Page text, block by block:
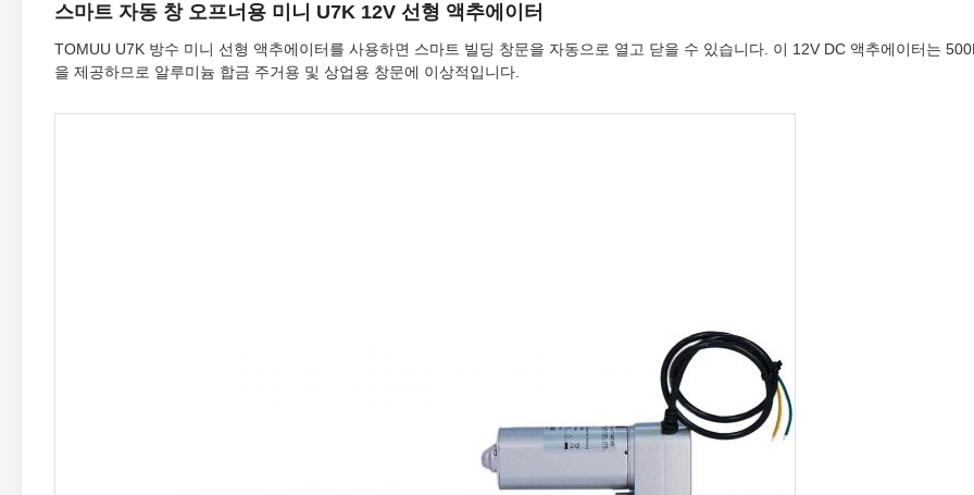
스마트 자동 창 오프너용 미니 U7K 12V 선형 액추에이터
TOMUU U7K 방수 미니 선형 액추에이터를 사용하면 스마트 빌딩 창문을 자동으로 열고 닫을 수 있습니다. 이 12V DC 액추에이터는
을 제공하므로 알루미늄 합금 주거용 및 상업용 창문에 이상적입니다.